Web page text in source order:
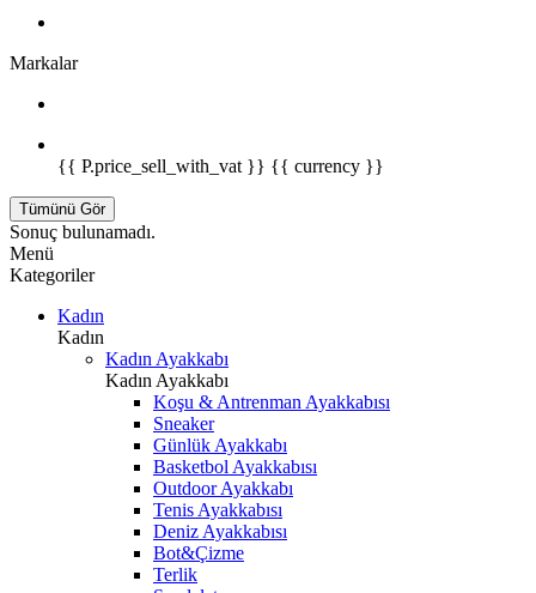
Markalar
{{ P.price_sell_with_vat }} {{ currency }}
Tümünü Gör
Sonuç bulunamadı.
Menü
Kategoriler
Kadın
Kadın
Kadın Ayakkabı
Kadın Ayakkabı
Koşu & Antrenman Ayakkabısı
Sneaker
Günlük Ayakkabı
Basketbol Ayakkabısı
Outdoor Ayakkabı
Tenis Ayakkabısı
Deniz Ayakkabısı
Bot&Çizme
Terlik